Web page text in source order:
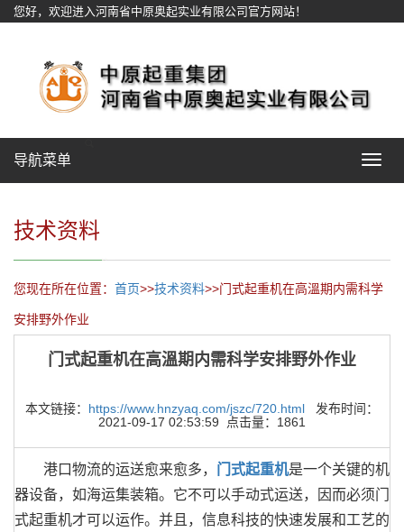
您好，欢迎进入河南省中原奥起实业有限公司官方网站！
Toggle
导航菜单
技术资料
您现在所在位置： 首页>>技术资料>>门式起重机在高溫期内需科学
安排野外作业
门式起重机在高溫期内需科学安排野外作业
本文链接： https://www.hnzyaq.com/jszc/720.html 发布时间：
2021-09-17 02:53:59 点击量：1861
港口物流的运送愈来愈多， 门式起重机是一个关键的机
器设备，如海运集装箱。它不可以手动式运送，因而必须门
式起重机才可以运作。并且，信息科技的快速发展和工艺的